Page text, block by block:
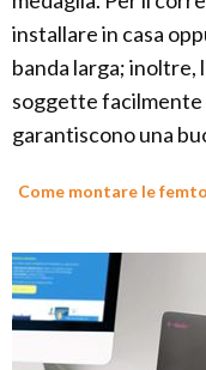
installare in casa
banda larga; inoltre,
soggette
garantiscono una
Come montare le